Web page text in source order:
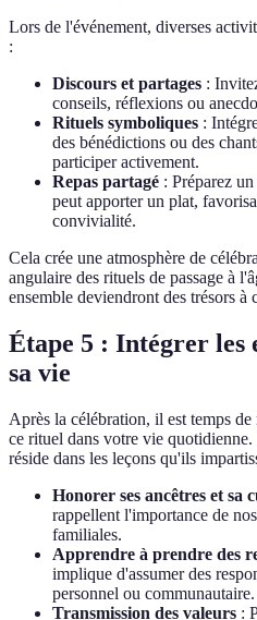
Lors de l'événement, diverses
:
Discours et partages :
conseils, réflexions ou
Rituels symboliques :
des bénédictions ou des
participer activement.
Repas partagé : Préparez
peut apporter un plat,
convivialité.
Cela crée une atmosphère de
angulaire des rituels de passage à
ensemble deviendront des trésors à
Étape 5 : Intégrer les
sa vie
Après la célébration, il est temps
ce rituel dans votre vie
réside dans les leçons qu'ils
Honorer ses ancêtres et sa
rappellent l'importance de
familiales.
Apprendre à prendre des
implique d'assumer des
personnel ou communautaire.
Transmission des valeurs :